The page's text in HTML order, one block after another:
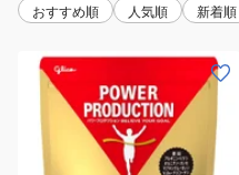
おすすめ順 人気順 新着順